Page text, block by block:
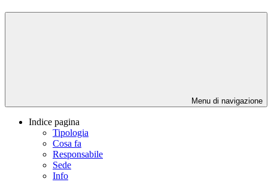
Menu di navigazione
Indice pagina
Tipologia
Cosa fa
Responsabile
Sede
Info